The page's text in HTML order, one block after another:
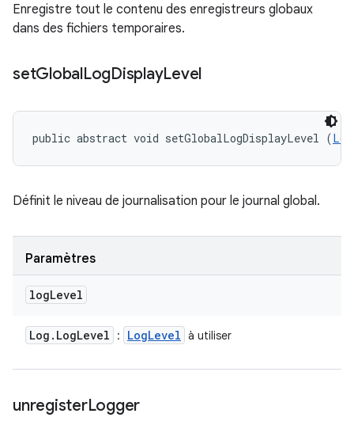
Enregistre tout le contenu des enregistreurs globaux
dans des fichiers temporaires.
setGlobalLogDisplayLevel
public abstract void setGlobalLogDisplayLevel (
Définit le niveau de journalisation pour le journal global.
Paramètres
logLevel
Log . LogLevel : LogLevel à utiliser
unregisterLogger